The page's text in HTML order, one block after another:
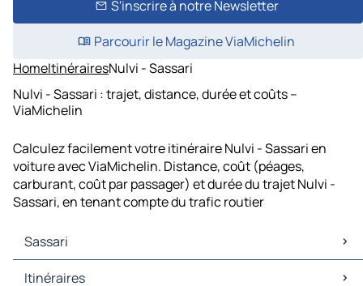
S'inscrire à notre Newsletter
Parcourir le Magazine ViaMichelin
HomeItinérairesNulvi - Sassari
Nulvi - Sassari : trajet, distance, durée et coûts –
ViaMichelin
Calculez facilement votre itinéraire Nulvi - Sassari en
voiture avec ViaMichelin. Distance, coût (péages,
carburant, coût par passager) et durée du trajet Nulvi -
Sassari, en tenant compte du trafic routier
Sassari
Sassari Cartes et plans
Itinéraires